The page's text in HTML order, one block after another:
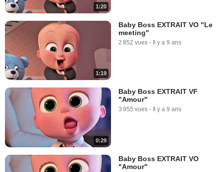
1:20
1:19
Baby Boss EXTRAIT VO "Le
meeting"
2 852 vues - Il y a 9 ans
0:29
Baby Boss EXTRAIT VF
"Amour"
3 955 vues - Il y a 9 ans
Baby Boss EXTRAIT VO
"Amour"